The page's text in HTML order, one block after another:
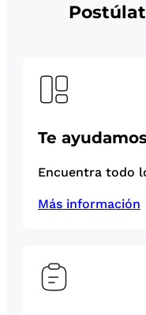
Te
Encuentra todo
Más información